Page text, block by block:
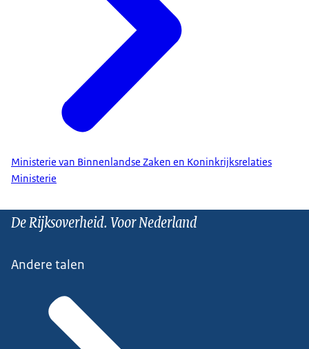
Ministerie van Binnenlandse Zaken en Koninkrijksrelaties
Ministerie
De Rijksoverheid. Voor Nederland
Andere talen